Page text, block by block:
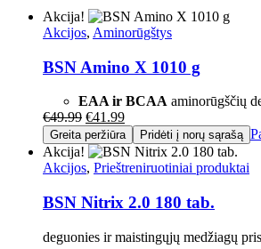
Akcija!
Akcijos, Aminorūgštys
BSN Amino X 1010 g
EAA ir BCAA aminorūgščių
€49.99 €41.99
Greita peržiūra Pridėti į norų sąrašą
Akcija!
Akcijos, Prieštreniruotiniai produktai
BSN Nitrix 2.0 180 tab.
deguonies ir maistingųjų medžiagų